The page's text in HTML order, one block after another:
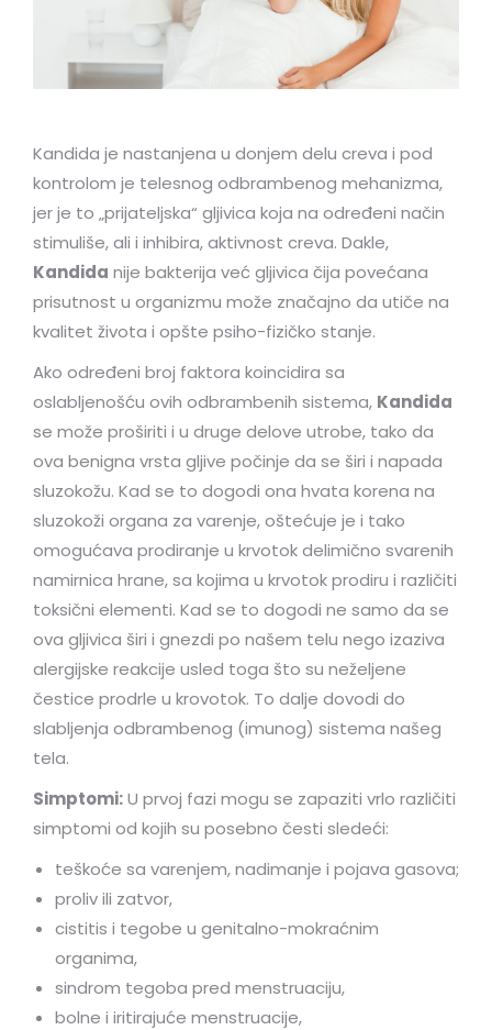
Kandida je nastanjena u donjem delu creva i pod
kontrolom je telesnog odbrambenog mehanizma,
jer je to „prijateljska“ gljivica koja na određeni način
stimuliše, ali i inhibira, aktivnost creva. Dakle,
Kandida nije bakterija već gljivica čija povećana
prisutnost u organizmu može značajno da utiče na
kvalitet života i opšte psiho-fizičko stanje.
Ako određeni broj faktora koincidira sa
oslabljenošću ovih odbrambenih sistema, Kandida
se može proširiti i u druge delove utrobe, tako da
ova benigna vrsta gljive počinje da se širi i napada
sluzokožu. Kad se to dogodi ona hvata korena na
sluzokoži organa za varenje, oštećuje je i tako
omogućava prodiranje u krvotok delimično svarenih
namirnica hrane, sa kojima u krvotok prodiru i različiti
toksični elementi. Kad se to dogodi ne samo da se
ova gljivica širi i gnezdi po našem telu nego izaziva
alergijske reakcije usled toga što su neželjene
čestice prodrle u krovotok. To dalje dovodi do
slabljenja odbrambenog (imunog) sistema našeg
tela.
Simptomi:U prvoj fazi mogu se zapaziti vrlo različiti
simptomi od kojih su posebno česti sledeći:
teškoće sa varenjem, nadimanje i pojava gasova;
proliv ili zatvor,
cistitis i tegobe u genitalno-mokraćnim
organima,
sindrom tegoba pred menstruaciju,
bolne i iritirajuće menstruacije,